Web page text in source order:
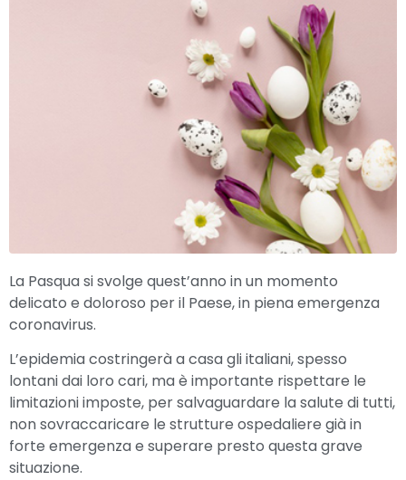
La Pasqua si svolge quest’anno in un momento
delicato e doloroso per il Paese, in piena emergenza
coronavirus.
L’epidemia costringerà a casa gli italiani, spesso
lontani dai loro cari, ma è importante rispettare le
limitazioni imposte, per salvaguardare la salute di tutti,
non sovraccaricare le strutture ospedaliere già in
forte emergenza e superare presto questa grave
situazione.